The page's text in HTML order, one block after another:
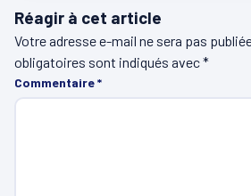
Réagir à cet article
Votre adresse e-mail ne sera pas
obligatoires sont indiqués avec*
Commentaire*